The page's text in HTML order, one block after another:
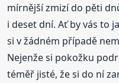
mírnější zmizí do pěti
i deset dní. Ať by vás to
si v žádném případě
Nejenže si pokožku
téměř jisté, že si do ní